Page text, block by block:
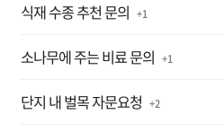
식재 수종 추천 문의 + 1
소나무에 주는 비료 문의 + 1
단지 내 벌목 자문요청 + 2